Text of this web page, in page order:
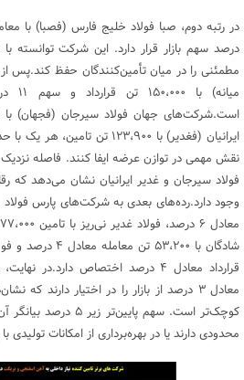
درصد سهم بازار قرار دارد. این شرکت توانسته
مطمئنی را در میان تأمین‌کنندگان حفظ کند.پس از
نقش مهمی در توازن عرضه ایفا کنند. فاصله
فولاد سیرجان و غدیر ایرانیان نشان می‌دهد که
قرارداد معادل ۴ درصد اختصاص
معادل ۳ درصد از بازار را در اختیار دارند
کوچک‌تر است. سهم
محدودی دارند یا در بهره‌برداری از امکانات